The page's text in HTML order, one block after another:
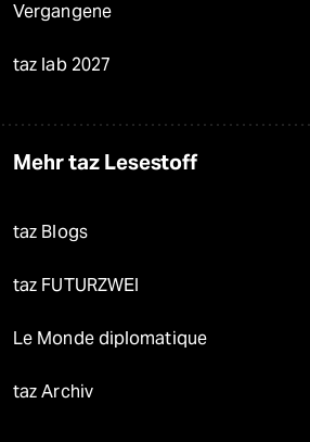
Vergangene
taz lab 2027
Mehr taz Lesestoff
taz Blogs
taz FUTURZWEI
Le Monde diplomatique
taz Archiv